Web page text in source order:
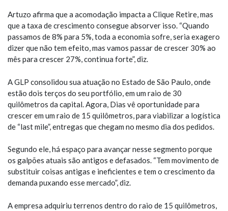
Artuzo afirma que a acomodação impacta a Clique Retire, mas
que a taxa de crescimento consegue absorver isso. “Quando
passamos de 8% para 5%, toda a economia sofre, seria exagero
dizer que não tem efeito, mas vamos passar de crescer 30% ao
mês para crescer 27%, continua forte”, diz.
A GLP consolidou sua atuação no Estado de São Paulo, onde
estão dois terços do seu portfólio, em um raio de 30
quilômetros da capital. Agora, Dias vê oportunidade para
crescer em um raio de 15 quilômetros, para viabilizar a logística
de “last mile”, entregas que chegam no mesmo dia dos pedidos.
Segundo ele, há espaço para avançar nesse segmento porque
os galpões atuais são antigos e defasados. “Tem movimento de
substituir coisas antigas e ineficientes e tem o crescimento da
demanda puxando esse mercado”, diz.
A empresa adquiriu terrenos dentro do raio de 15 quilômetros,